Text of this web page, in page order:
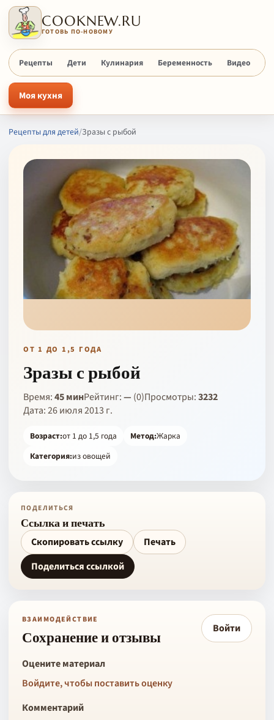
COOKNEW.RU
ГОТОВЬ ПО-НОВОМУ
Рецепты Дети Кулинария Беременность Видео
Моя кухня
Рецепты для детей/Зразы с рыбой
ОТ 1 ДО 1,5 ГОДА
Зразы с рыбой
Время:45 минРейтинг:— (0)Просмотры:3232
Дата: 26 июля 2013 г.
Возраст:от 1 до 1,5 года Метод:Жарка
Категория:из овощей
ПОДЕЛИТЬСЯ
Ссылка и печать
Скопировать ссылку
Печать
Поделиться ссылкой
ВЗАИМОДЕЙСТВИЕ
Сохранение и отзывы Войти
Оцените материал
Войдите, чтобы поставить оценку
Комментарий